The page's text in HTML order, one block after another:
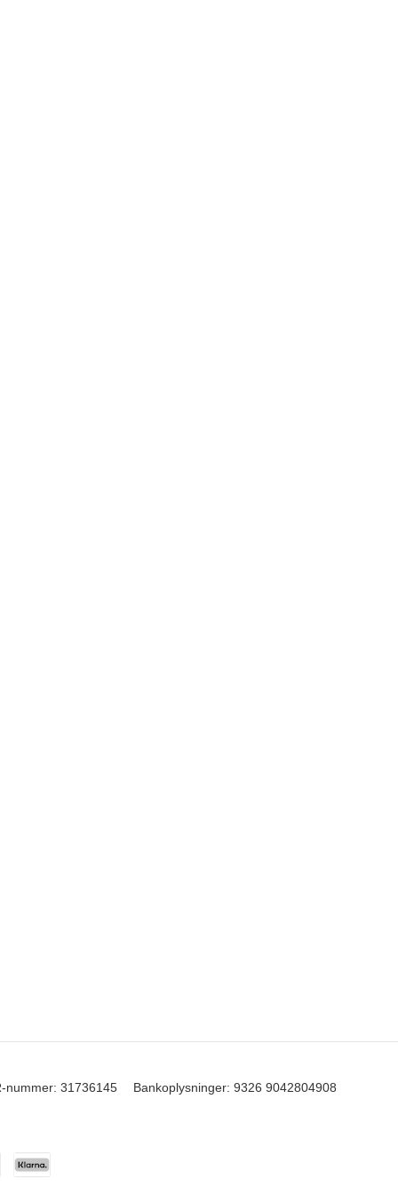
nummer: 31736145 Bankoplysninger: 9326 9042804908